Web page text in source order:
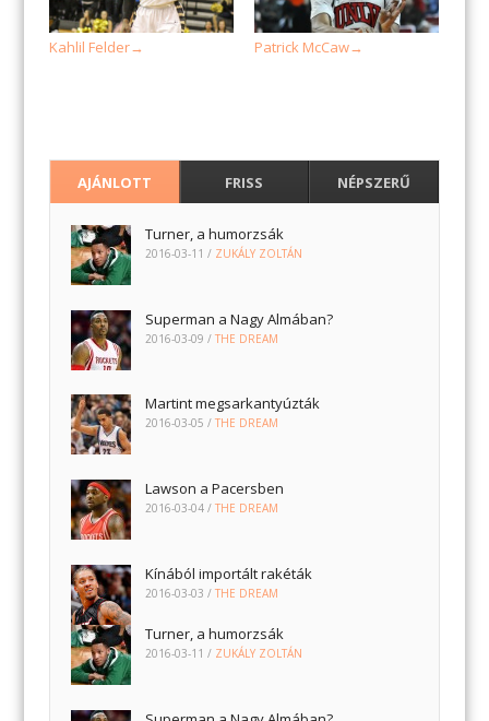
Kahlil Felder→ Patrick McCaw→
AJÁNLOTT FRISS NÉPSZERŰ
Turner, a humorzsák
2016-03-11 / ZUKÁLY ZOLTÁN
Superman a Nagy Almában?
2016-03-09 /THE DREAM
Martint megsarkantyúzták
2016-03-05 /THE DREAM
Lawson a Pacersben
2016-03-04 /THE DREAM
Kínából importált rakéták
2016-03-03 /THE DREAM
Turner, a humorzsák
2016-03-11 / ZUKÁLY ZOLTÁN